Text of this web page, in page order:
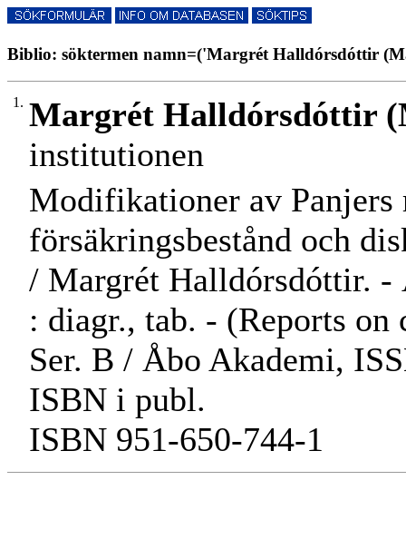
Biblio: söktermen namn=('Margrét Halldórsdóttir
1. Margrét Halldórsdóttir
institutionen
Modifikationer av
försäkringsbestånd och
/ Margrét Halldórsdóttir. -
: diagr., tab. - (Reports
Ser. B / Åbo Akademi,
ISBN i publ.
ISBN 951-650-744-1